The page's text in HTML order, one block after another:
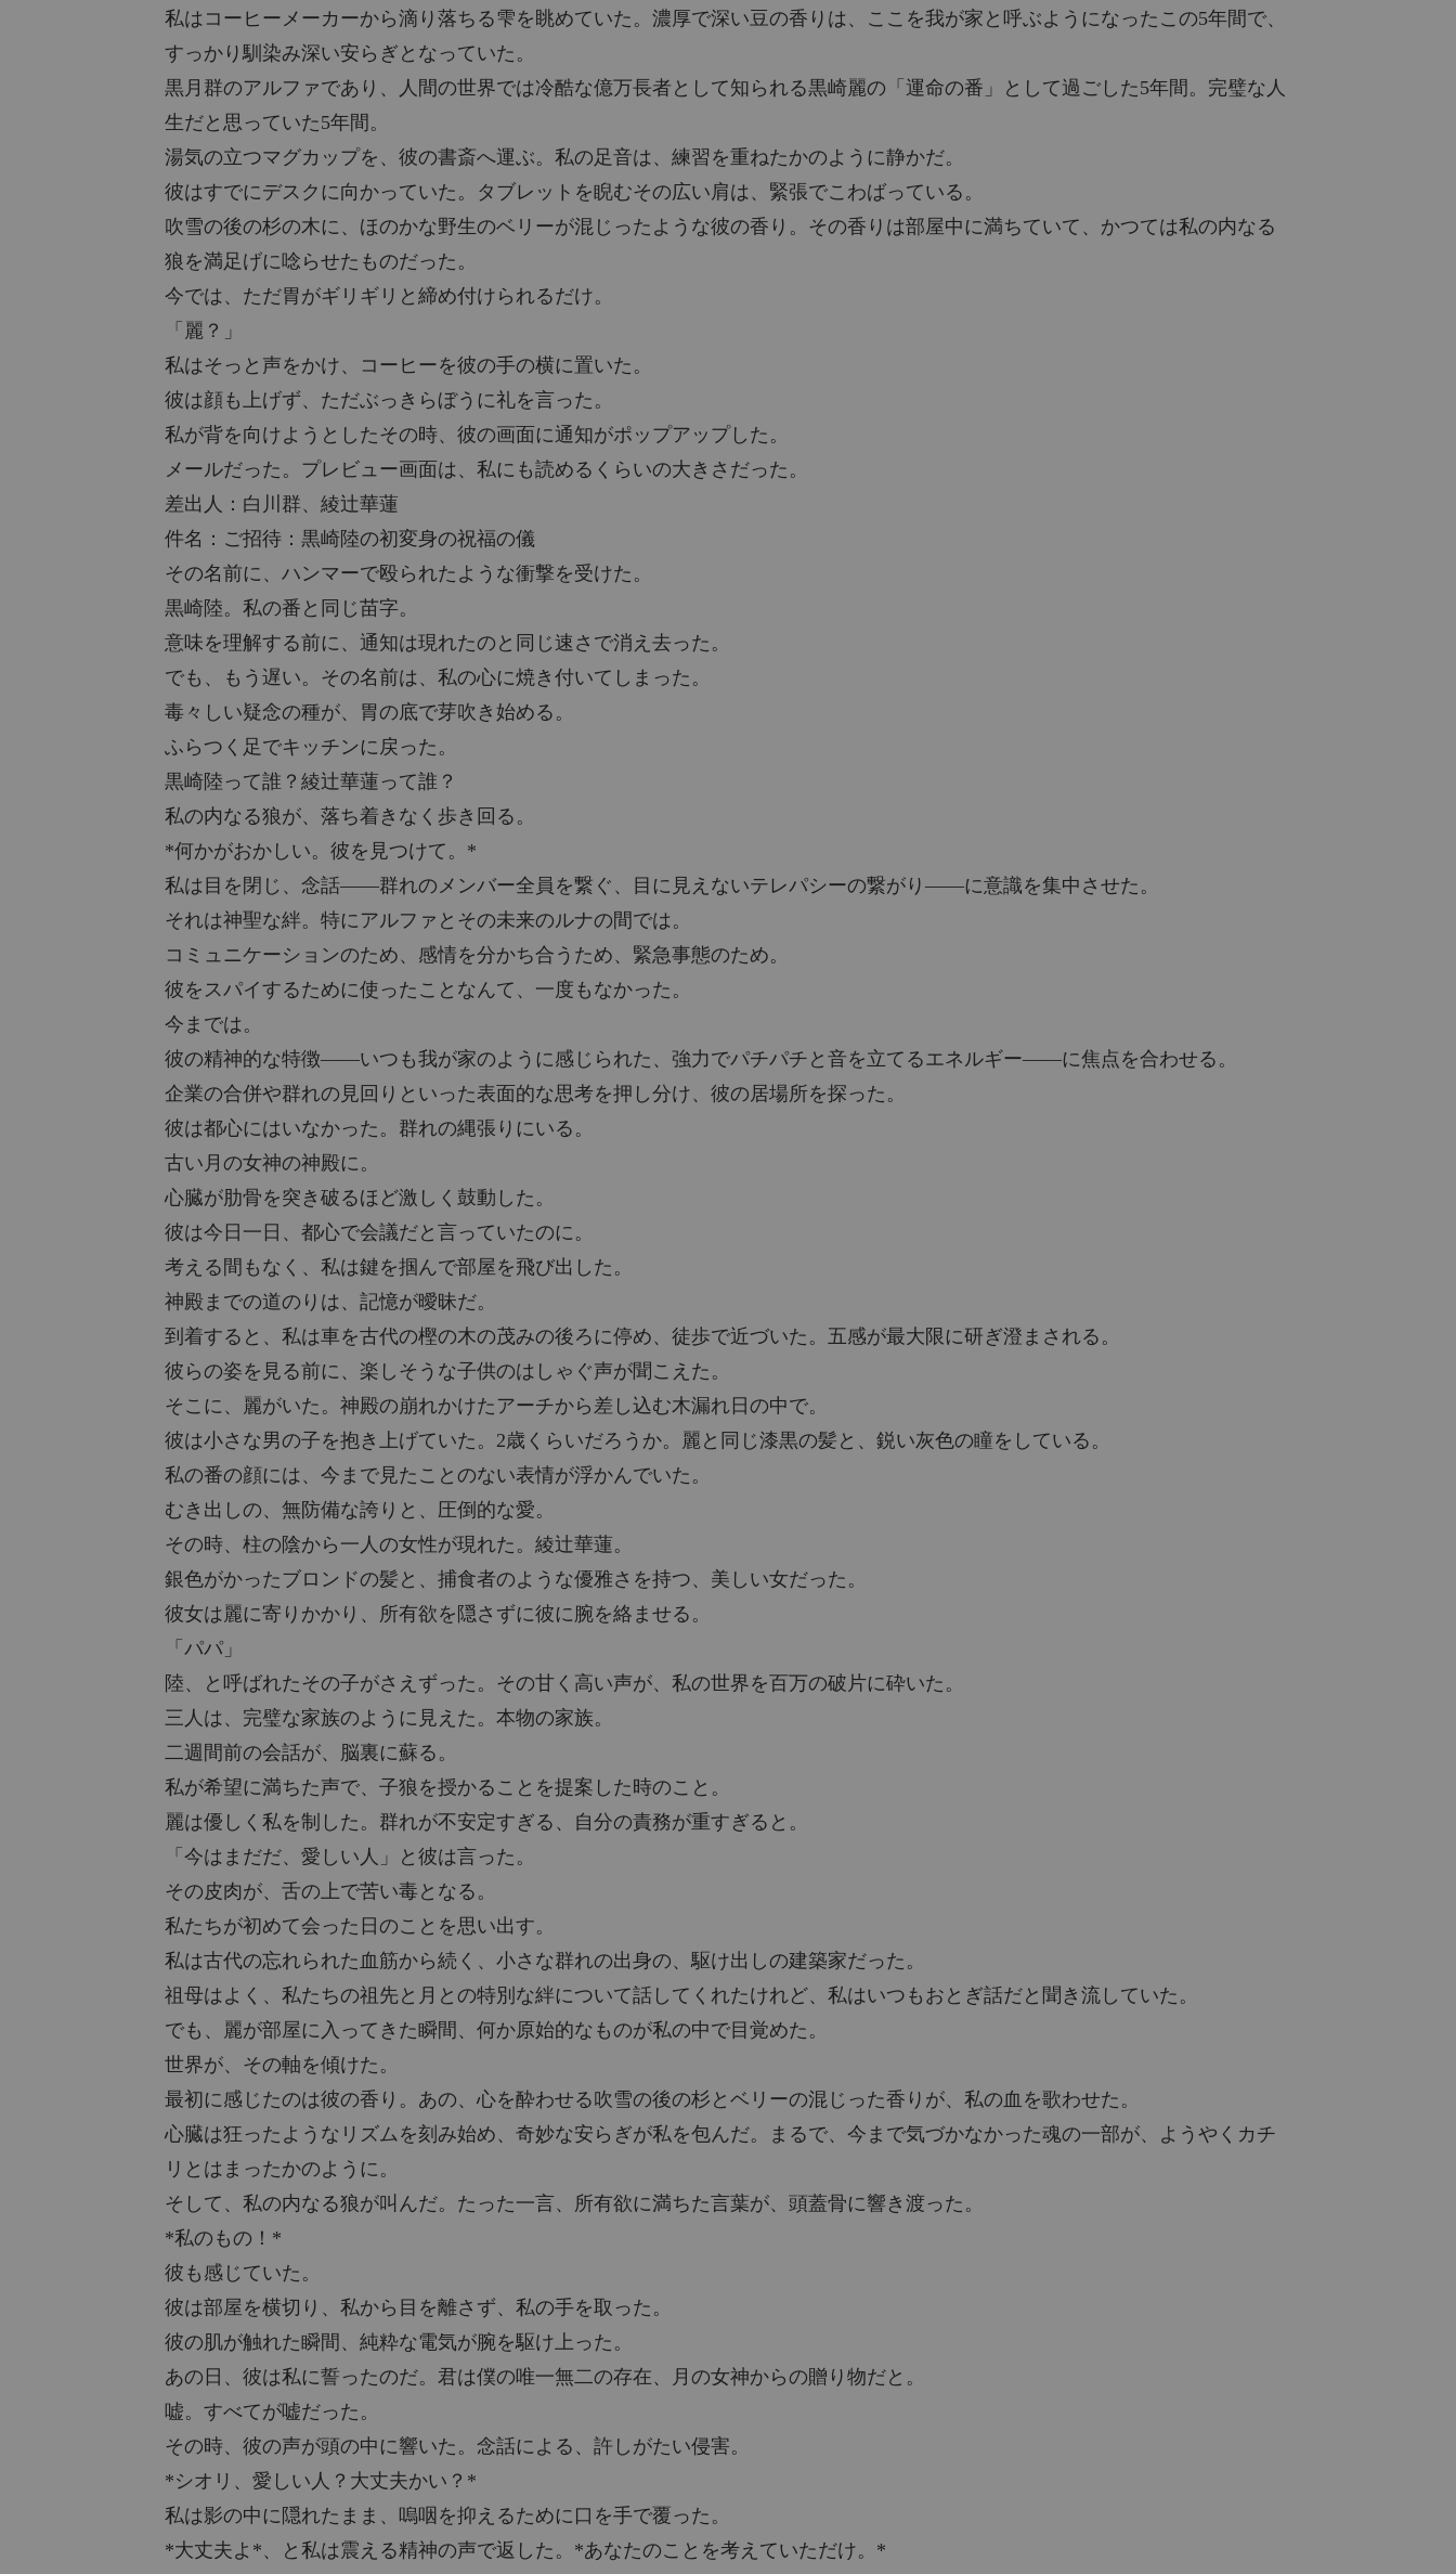
私はコーヒーメーカーから滴り落ちる雫を眺めていた。濃厚で深い豆の香りは、ここを我が家と呼ぶようになったこの5年間で、
すっかり馴染み深い安らぎとなっていた。
黒月群のアルファであり、人間の世界では冷酷な億万長者として知られる黒崎麗の「運命の番」として過ごした5年間。完璧な人
生だと思っていた5年間。
湯気の立つマグカップを、彼の書斎へ運ぶ。私の足音は、練習を重ねたかのように静かだ。
彼はすでにデスクに向かっていた。タブレットを睨むその広い肩は、緊張でこわばっている。
吹雪の後の杉の木に、ほのかな野生のベリーが混じったような彼の香り。その香りは部屋中に満ちていて、かつては私の内なる
狼を満足げに唸らせたものだった。
今では、ただ胃がギリギリと締め付けられるだけ。
「麗？」
私はそっと声をかけ、コーヒーを彼の手の横に置いた。
彼は顔も上げず、ただぶっきらぼうに礼を言った。
私が背を向けようとしたその時、彼の画面に通知がポップアップした。
メールだった。プレビュー画面は、私にも読めるくらいの大きさだった。
差出人：白川群、綾辻華蓮
件名：ご招待：黒崎陸の初変身の祝福の儀
その名前に、ハンマーで殴られたような衝撃を受けた。
黒崎陸。私の番と同じ苗字。
意味を理解する前に、通知は現れたのと同じ速さで消え去った。
でも、もう遅い。その名前は、私の心に焼き付いてしまった。
毒々しい疑念の種が、胃の底で芽吹き始める。
ふらつく足でキッチンに戻った。
黒崎陸って誰？綾辻華蓮って誰？
私の内なる狼が、落ち着きなく歩き回る。
*何かがおかしい。彼を見つけて。*
私は目を閉じ、念話――群れのメンバー全員を繋ぐ、目に見えないテレパシーの繋がり――に意識を集中させた。
それは神聖な絆。特にアルファとその未来のルナの間では。
コミュニケーションのため、感情を分かち合うため、緊急事態のため。
彼をスパイするために使ったことなんて、一度もなかった。
今までは。
彼の精神的な特徴――いつも我が家のように感じられた、強力でパチパチと音を立てるエネルギー――に焦点を合わせる。
企業の合併や群れの見回りといった表面的な思考を押し分け、彼の居場所を探った。
彼は都心にはいなかった。群れの縄張りにいる。
古い月の女神の神殿に。
心臓が肋骨を突き破るほど激しく鼓動した。
彼は今日一日、都心で会議だと言っていたのに。
考える間もなく、私は鍵を掴んで部屋を飛び出した。
神殿までの道のりは、記憶が曖昧だ。
到着すると、私は車を古代の樫の木の茂みの後ろに停め、徒歩で近づいた。五感が最大限に研ぎ澄まされる。
彼らの姿を見る前に、楽しそうな子供のはしゃぐ声が聞こえた。
そこに、麗がいた。神殿の崩れかけたアーチから差し込む木漏れ日の中で。
彼は小さな男の子を抱き上げていた。2歳くらいだろうか。麗と同じ漆黒の髪と、鋭い灰色の瞳をしている。
私の番の顔には、今まで見たことのない表情が浮かんでいた。
むき出しの、無防備な誇りと、圧倒的な愛。
その時、柱の陰から一人の女性が現れた。綾辻華蓮。
銀色がかったブロンドの髪と、捕食者のような優雅さを持つ、美しい女だった。
彼女は麗に寄りかかり、所有欲を隠さずに彼に腕を絡ませる。
「パパ」
陸、と呼ばれたその子がさえずった。その甘く高い声が、私の世界を百万の破片に砕いた。
三人は、完璧な家族のように見えた。本物の家族。
二週間前の会話が、脳裏に蘇る。
私が希望に満ちた声で、子狼を授かることを提案した時のこと。
麗は優しく私を制した。群れが不安定すぎる、自分の責務が重すぎると。
「今はまだだ、愛しい人」と彼は言った。
その皮肉が、舌の上で苦い毒となる。
私たちが初めて会った日のことを思い出す。
私は古代の忘れられた血筋から続く、小さな群れの出身の、駆け出しの建築家だった。
祖母はよく、私たちの祖先と月との特別な絆について話してくれたけれど、私はいつもおとぎ話だと聞き流していた。
でも、麗が部屋に入ってきた瞬間、何か原始的なものが私の中で目覚めた。
世界が、その軸を傾けた。
最初に感じたのは彼の香り。あの、心を酔わせる吹雪の後の杉とベリーの混じった香りが、私の血を歌わせた。
心臓は狂ったようなリズムを刻み始め、奇妙な安らぎが私を包んだ。まるで、今まで気づかなかった魂の一部が、ようやくカチ
リとはまったかのように。
そして、私の内なる狼が叫んだ。たった一言、所有欲に満ちた言葉が、頭蓋骨に響き渡った。
*私のもの！*
彼も感じていた。
彼は部屋を横切り、私から目を離さず、私の手を取った。
彼の肌が触れた瞬間、純粋な電気が腕を駆け上った。
あの日、彼は私に誓ったのだ。君は僕の唯一無二の存在、月の女神からの贈り物だと。
嘘。すべてが嘘だった。
その時、彼の声が頭の中に響いた。念話による、許しがたい侵害。
*シオリ、愛しい人？大丈夫かい？*
私は影の中に隠れたまま、嗚咽を抑えるために口を手で覆った。
*大丈夫よ*、と私は震える精神の声で返した。*あなたのことを考えていただけ。*